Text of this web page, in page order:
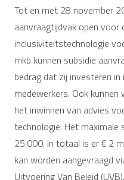
Tot en met 28 november
aanvraagtijdvak open voor
inclusiviteitstechnologie
mkb kunnen subsidie
bedrag dat zij investeren
medewerkers. Ook
het inwinnen van advies
technologie. Het maximale
25.000. In totaal is er € 2
kan worden aangevraagd
Uitvoering Van Beleid